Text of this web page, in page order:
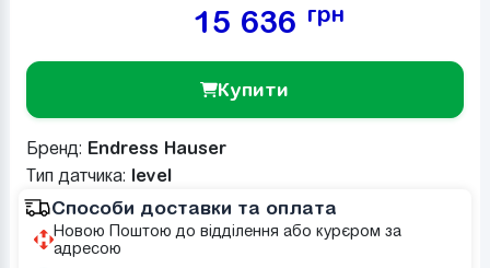
15 636 грн
Купити
Бренд: Endress Hauser
Тип датчика: level
Способи доставки та оплата
Новою Поштою до відділення або курєром за
адресою